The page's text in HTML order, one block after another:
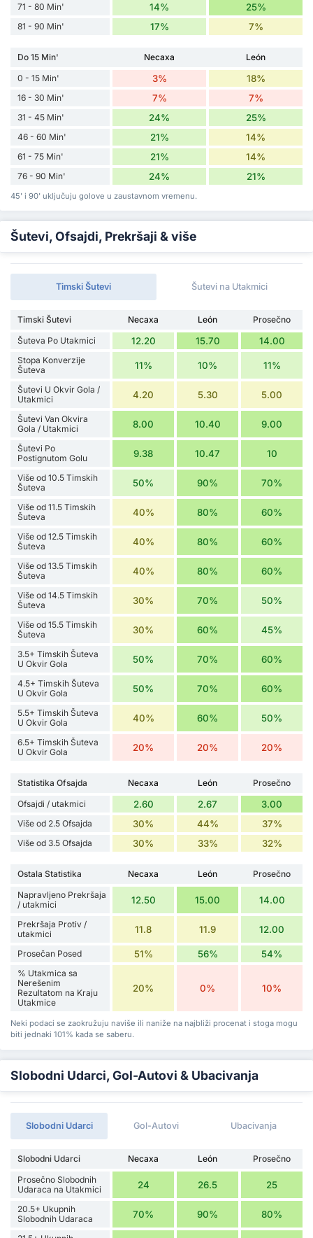
71 - 80 Min' 14% 25%
81 - 90 Min' 17% 7%
Do 15 Min' Necaxa
León
0 - 15 Min'
3% 18%
16 - 30 Min' 7% 7%
31 - 45 Min' 24% 25%
46 - 60 Min' 21% 14%
61 - 75 Min' 21% 14%
76 - 90 Min' 24% 21%
45' i 90' uključuju golove u zaustavnom vremenu.
Šutevi, Ofsajdi, Prekršaji & više
Timski Šutevi Šutevi na Utakmici
Timski Šutevi Necaxa León
Prosečno
Šuteva Po Utakmici
12.20 15.70 14.00
Stopa Konverzije
Šuteva
11% 10% 11%
Šutevi U Okvir Gola /
Utakmici
4.20 5.30 5.00
Šutevi Van Okvira
Gola / Utakmici
8.00 10.40 9.00
Šutevi Po
Postignutom Golu
9.38 10.47 10
Više od 10.5 Timskih
Šuteva
50% 90% 70%
Više od 11.5 Timskih
Šuteva
40% 80% 60%
Više od 12.5 Timskih
Šuteva
40% 80% 60%
Više od 13.5 Timskih
Šuteva
40% 80% 60%
Više od 14.5 Timskih
Šuteva
30% 70% 50%
Više od 15.5 Timskih
Šuteva
30% 60% 45%
3.5+ Timskih Šuteva
U Okvir Gola
50% 70% 60%
4.5+ Timskih Šuteva
U Okvir Gola
50% 70% 60%
5.5+ Timskih Šuteva
U Okvir Gola
40% 60% 50%
6.5+ Timskih Šuteva
U Okvir Gola
20% 20% 20%
Statistika Ofsajda Necaxa León
Prosečno
Ofsajdi / utakmici
2.60 2.67 3.00
Više od 2.5 Ofsajda 30% 44% 37%
Više od 3.5 Ofsajda 30% 33% 32%
Ostala Statistika Necaxa León
Prosečno
Napravljeno Prekršaja
/ utakmici
12.50 15.00 14.00
Prekršaja Protiv /
utakmici
11.8 11.9 12.00
Prosečan Posed 51% 56% 54%
% Utakmica sa
Nerešenim
Rezultatom na Kraju
Utakmice
20% 0% 10%
Neki podaci se zaokružuju naviše ili naniže na najbliži procenat i stoga mogu
biti jednaki 101% kada se saberu.
Slobodni Udarci, Gol-Autovi & Ubacivanja
Slobodni Udarci Gol-Autovi Ubacivanja
Slobodni Udarci Necaxa León
Prosečno
Prosečno Slobodnih
Udaraca na Utakmici
24 26.5 25
20.5+ Ukupnih
Slobodnih Udaraca
70% 90% 80%